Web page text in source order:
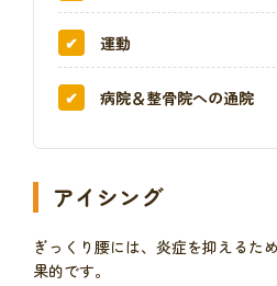
運動
病院＆整骨院への通院
アイシング
ぎっくり腰には、炎症を抑えるた
果的です。